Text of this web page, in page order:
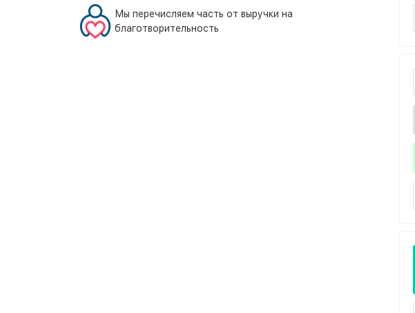
Мы перечисляем часть от выручки на
благотворительность